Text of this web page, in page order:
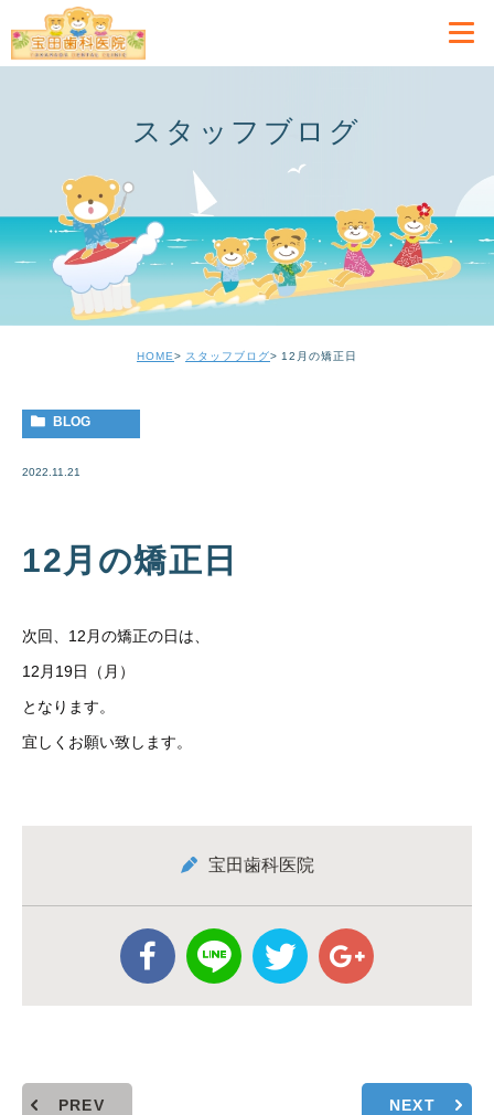
スタッフブログ
HOME スタッフブログ 12月の矯正日
BLOG
2022.11.21
12月の矯正日
次回、12月の矯正の日は、
12月19日（月）
となります。
宜しくお願い致します。
宝田歯科医院
PREV NEXT